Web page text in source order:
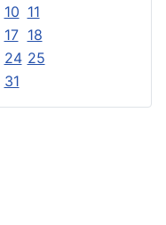
10 11
17 18
24 25
31